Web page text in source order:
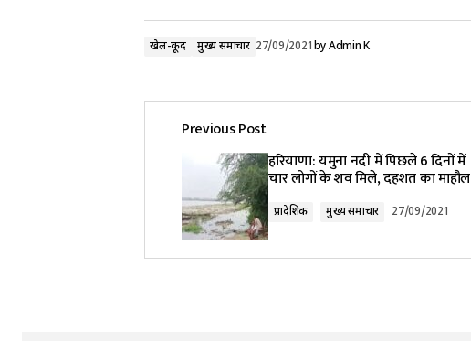
खेल-कूद मुख्य समाचार 27/09/2021byAdmin K
Previous Post
हरियाणा: यमुना नदी में पिछले 6 दिनों में
चार लोगों के शव मिले, दहशत का माहौल
प्रादेशिक मुख्य समाचार 27/09/2021